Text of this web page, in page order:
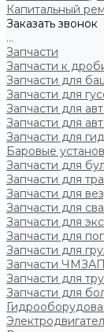
Капитальный
Заказать звонок
...
Запчасти
Запчасти к
Запчасти для
Запчасти для
Запчасти для
Запчасти для
Запчасти для
Баровые
Запчасти для
Запчасти для
Запчасти для
Запчасти для
Запчасти для
Запчасти для
Запчасти для
Запчасти ЧМЗАП
Запчасти для
Запчасти для